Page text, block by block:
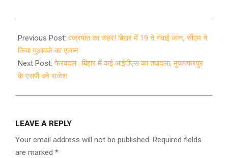
09-
16
Previous Post:वज्रपात का कहर! बिहार में 19 ने गंवाई जान, सीएम ने
किया मुआवजे का एलान
Next Post:फेरबदल : बिहार में कई आईपीएस का तबादला, मुजफ्फरपुर
के एसपी बने राजेश
LEAVE A REPLY
Your email address will not be published. Required fields
are marked *